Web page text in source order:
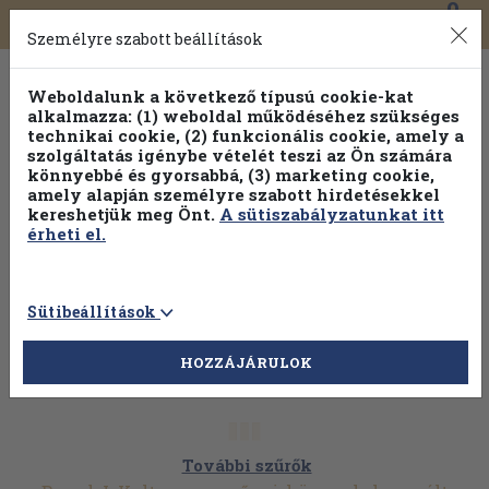
Toggle
navigation
0
Válogasson több mint 1.000.000 kiadványunk közül
100% kedvezménnyel!
További szűrők
Személyre szabott beállítások
Weboldalunk a következő típusú cookie-kat
alkalmazza: (1) weboldal működéséhez szükséges
technikai cookie, (2) funkcionális cookie, amely a
szolgáltatás igénybe vételét teszi az Ön számára
könnyebbé és gyorsabbá, (3) marketing cookie,
amely alapján személyre szabott hirdetésekkel
kereshetjük meg Önt. A sütiszabályzatunkat itt
érheti el.
Sütibeállítások
HOZZÁJÁRULOK